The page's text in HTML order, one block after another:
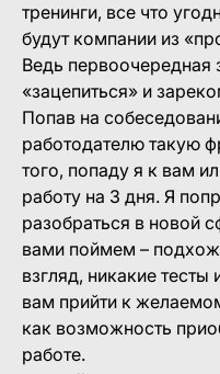
тренинги, все что
будут компании из
Ведь первоочередная
«зацепиться» и
Попав на
работодателю такую
того, попаду я к вам
работу на 3 дня. Я
разобраться в новой
вами поймем –
взгляд, никакие
вам прийти к
как возможность
работе.